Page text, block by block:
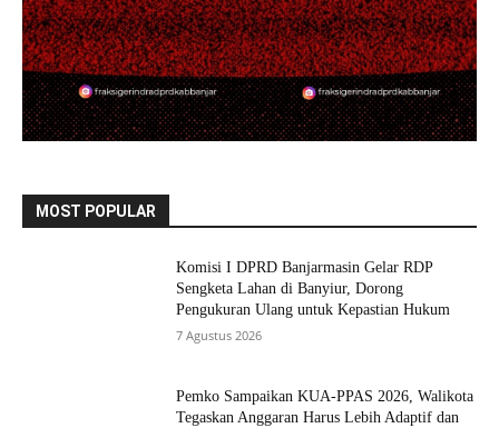
MOST POPULAR
Komisi I DPRD Banjarmasin Gelar RDP
Sengketa Lahan di Banyiur, Dorong
Pengukuran Ulang untuk Kepastian Hukum
7 Agustus 2026
Pemko Sampaikan KUA-PPAS 2026, Walikota
Tegaskan Anggaran Harus Lebih Adaptif dan